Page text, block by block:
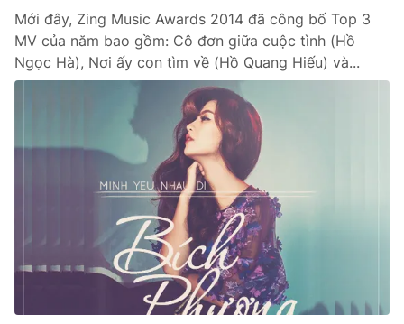
Liên hệ tòa soạn English
Cơ quan chủ quản:Đài Truyền hình Việt Nam
Thời báo VTV
Giấy phép hoạt động báo in và báo điện tử số 483/GP-BTTTT
Mới đây, Zing Music Awards 2014 đã công bố Top 3
MV của năm bao gồm: Cô đơn giữa cuộc tình (Hồ
Ngọc Hà), Nơi ấy con tìm về (Hồ Quang Hiếu) và...